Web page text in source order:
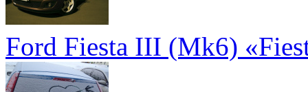
Ford Fiesta III (Mk6)